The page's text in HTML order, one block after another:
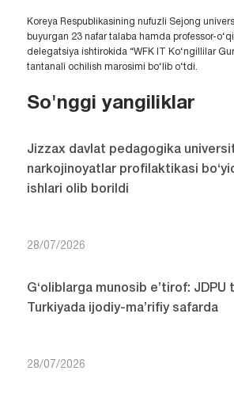
Koreya Respublikasining nufuzli Sejong
buyurgan 23 nafar talaba hamda professor-
delegatsiya ishtirokida “WFK IT Ko‘ngillilar
tantanali ochilish marosimi bo‘lib o‘tdi.
So'nggi yangiliklar
Jizzax davlat pedagogika
narkojinoyatlar profilaktikasi
ishlari olib borildi
28/07/2026
G‘oliblarga munosib e’tirof: JDPU
Turkiyada ijodiy-ma’rifiy safarda
28/07/2026